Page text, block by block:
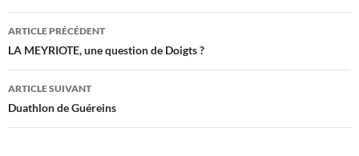
Navigation
des
articles
ARTICLE PRÉCÉDENT
LA MEYRIOTE, une question de Doigts ?
ARTICLE SUIVANT
Duathlon de Guéreins